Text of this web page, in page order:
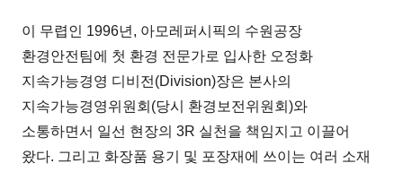
이 무렵인 1996년, 아모레퍼시픽의 수원공장
환경안전팀에 첫 환경 전문가로 입사한 오정화
지속가능경영 디비전(Division)장은 본사의
지속가능경영위원회(당시 환경보전위원회)와
소통하면서 일선 현장의 3R 실천을 책임지고 이끌어
왔다. 그리고 화장품 용기 및 포장재에 쓰이는 여러 소재